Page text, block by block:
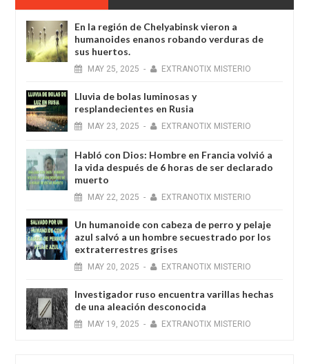
En la región de Chelyabinsk vieron a
humanoides enanos robando verduras de
sus huertos.
MAY 25, 2025 - EXTRANOTIX MISTERIO
Lluvia de bolas luminosas y
resplandecientes en Rusia
MAY 23, 2025 - EXTRANOTIX MISTERIO
Habló con Dios: Hombre en Francia volvió a
la vida después de 6 horas de ser declarado
muerto
MAY 22, 2025 - EXTRANOTIX MISTERIO
Un humanoide con cabeza de perro у pelaje
azul salvó a un hombre secuestrado por los
extraterrestres grises
MAY 20, 2025 - EXTRANOTIX MISTERIO
Investigador ruso encuentra varillas hechas
de una aleación desconocida
MAY 19, 2025 - EXTRANOTIX MISTERIO